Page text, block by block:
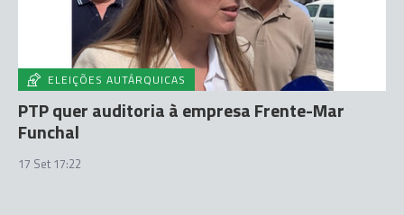
ELEIÇÕES AUTÁRQUICAS
PTP quer auditoria à empresa Frente-Mar
Funchal
17 Set 17:22